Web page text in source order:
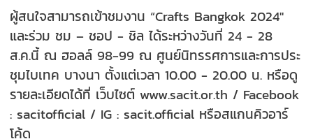
ผู้สนใจสามารถเข้าชมงาน “Crafts Bangkok 2024"
และร่วม ชม – ชอป - ชิล ได้ระหว่างวันที่ 24 - 28
ส.ค.นี้ ณ ฮอลล์ 98-99 ณ ศูนย์นิทรรศการและการประ
ชุมไบเทค บางนา ตั้งแต่เวลา 10.00 - 20.00 น. หรือดู
รายละเอียดได้ที่ เว็บไซต์ www.sacit.or.th / Facebook
: sacitofficial / IG : sacit.official หรือสแกนคิวอาร์
โค้ด